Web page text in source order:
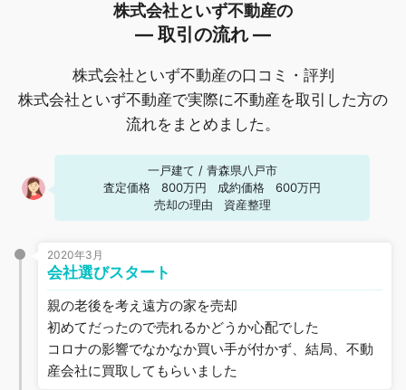
株式会社といず不動産の
― 取引の流れ ―
株式会社といず不動産の口コミ・評判
株式会社といず不動産で実際に不動産を取引した方の
流れをまとめました。
一戸建て / 青森県八戸市
査定価格
800万円 成約価格
600万円
売却の理由
資産整理
2020年3月
会社選びスタート
親の老後を考え遠方の家を売却
初めてだったので売れるかどうか心配でした
コロナの影響でなかなか買い手が付かず、結局、不動
産会社に買取してもらいました